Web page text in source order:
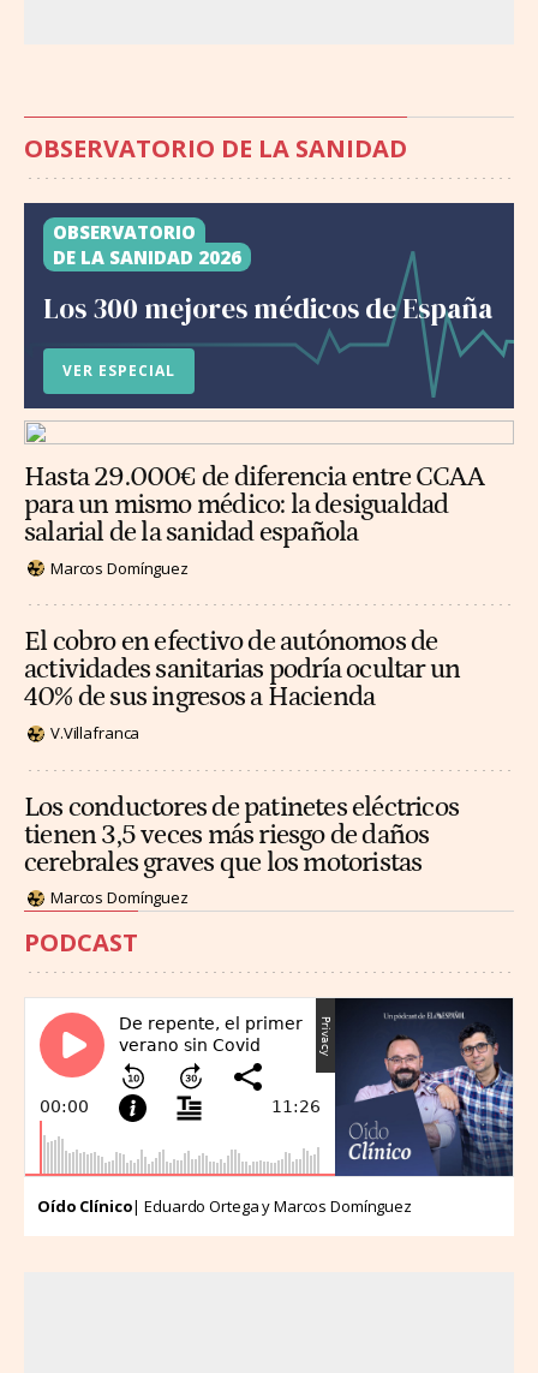
OBSERVATORIO DE LA SANIDAD
OBSERVATORIO
DE LA SANIDAD 2026
Los 300 mejores médicos de España
VER ESPECIAL
Hasta 29.000€ de diferencia entre CCAA
para un mismo médico: la desigualdad
salarial de la sanidad española
Marcos Domínguez
El cobro en efectivo de autónomos de
actividades sanitarias podría ocultar un
40% de sus ingresos a Hacienda
V.Villafranca
Los conductores de patinetes eléctricos
tienen 3,5 veces más riesgo de daños
cerebrales graves que los motoristas
Marcos Domínguez
PODCAST
Oído Clínico| Eduardo Ortega y Marcos Domínguez